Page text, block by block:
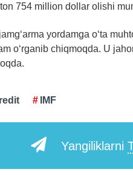
754 million dollar olishi
yordamga o‘ta
o‘rganib chiqmoqda. U
IMF
Yangiliklarni